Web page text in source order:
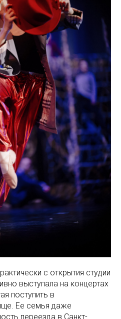
с открытия студии
выступала на концертах
поступить в
Ее семья даже
переезда в Санкт-